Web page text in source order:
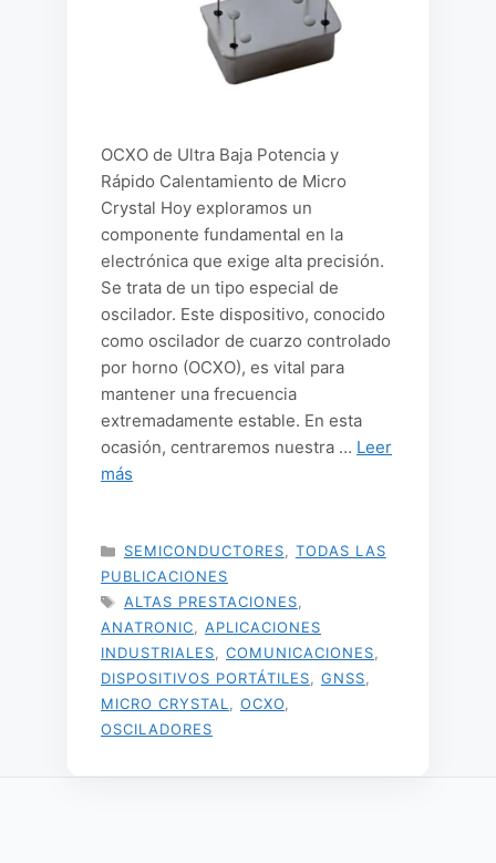
OCXO de Ultra Baja Potencia y
Rápido Calentamiento de Micro
Crystal Hoy exploramos un
componente fundamental en la
electrónica que exige alta precisión.
Se trata de un tipo especial de
oscilador. Este dispositivo, conocido
como oscilador de cuarzo controlado
por horno (OCXO), es vital para
mantener una frecuencia
extremadamente estable. En esta
ocasión, centraremos nuestra … Leer
más
CATEGORÍAS
SEMICONDUCTORES
TODAS LAS
PUBLICACIONES
ETIQUETAS
ALTAS PRESTACIONES
ANATRONIC
APLICACIONES
INDUSTRIALES
COMUNICACIONES
DISPOSITIVOS PORTÁTILES
GNSS
MICRO CRYSTAL
OCXO
OSCILADORES